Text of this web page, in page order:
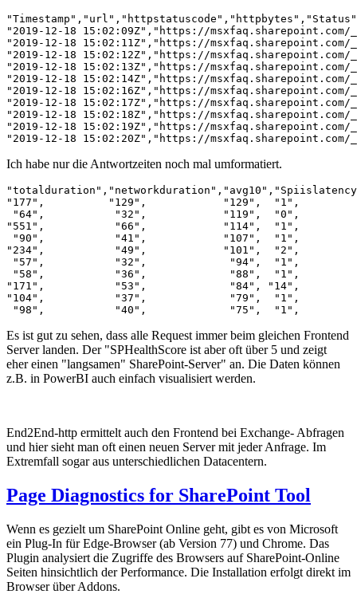
"2019-12-18 15:02:09Z","https://
"2019-12-18 15:02:11Z","https://
"2019-12-18 15:02:12Z","https://
"2019-12-18 15:02:13Z","https://
"2019-12-18 15:02:14Z","https://
"2019-12-18 15:02:16Z","https://
"2019-12-18 15:02:17Z","https://
"2019-12-18 15:02:18Z","https://
"2019-12-18 15:02:19Z","https://
"2019-12-18 15:02:20Z","https://
Ich habe nur die Antwortzeiten noch mal umformatiert.
"177",          "129",            "129",  "1",
"64",           "32",            "119",  "0",
"551",           "66",            "114",  "1",
"90",           "41",            "107",  "1",
"234",           "49",            "101",  "2",
"57",           "32",             "94",  "1",
"58",           "36",             "88",  "1",
"171",           "53",             "84", "14",
"104",           "37",             "79",  "1",
"98",           "40",             "75",  "1",
Es ist gut zu sehen, dass alle Request immer beim gleichen Frontend
Server landen. Der "SPHealthScore ist aber oft über 5 und zeigt
eher einen "langsamen" SharePoint-Server" an. Die Daten können
z.B. in PowerBI auch einfach visualisiert werden.
End2End-http ermittelt auch den Frontend bei Exchange- Abfragen
und hier sieht man oft einen neuen Server mit jeder Anfrage. Im
Extremfall sogar aus unterschiedlichen Datacentern.
Page Diagnostics for SharePoint Tool
Wenn es gezielt um SharePoint Online geht, gibt es von Microsoft
ein Plug-In für Edge-Browser (ab Version 77) und Chrome. Das
Plugin analysiert die Zugriffe des Browsers auf SharePoint-Online
Seiten hinsichtlich der Performance. Die Installation erfolgt direkt im
Browser über Addons.